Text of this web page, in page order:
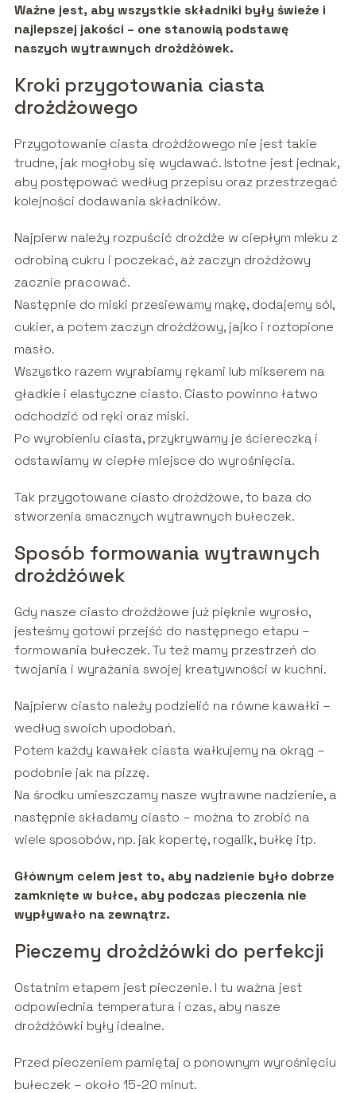
Ważne jest, aby wszystkie składniki były świeże i
najlepszej jakości – one stanowią podstawę
naszych wytrawnych drożdżówek.
Kroki przygotowania ciasta
drożdżowego
Przygotowanie ciasta drożdżowego nie jest takie
trudne, jak mogłoby się wydawać. Istotne jest jednak,
aby postępować według przepisu oraz przestrzegać
kolejności dodawania składników.
Najpierw należy rozpuścić drożdże w ciepłym mleku z
odrobiną cukru i poczekać, aż zaczyn drożdżowy
zacznie pracować.
Następnie do miski przesiewamy mąkę, dodajemy sól,
cukier, a potem zaczyn drożdżowy, jajko i roztopione
masło.
Wszystko razem wyrabiamy rękami lub mikserem na
gładkie i elastyczne ciasto. Ciasto powinno łatwo
odchodzić od ręki oraz miski.
Po wyrobieniu ciasta, przykrywamy je ściereczką i
odstawiamy w ciepłe miejsce do wyrośnięcia.
Tak przygotowane ciasto drożdżowe, to baza do
stworzenia smacznych wytrawnych bułeczek.
Sposób formowania wytrawnych
drożdżówek
Gdy nasze ciasto drożdżowe już pięknie wyrosło,
jesteśmy gotowi przejść do następnego etapu –
formowania bułeczek. Tu też mamy przestrzeń do
twojania i wyrażania swojej kreatywności w kuchni.
Najpierw ciasto należy podzielić na równe kawałki –
według swoich upodobań.
Potem każdy kawałek ciasta wałkujemy na okrąg –
podobnie jak na pizzę.
Na środku umieszczamy nasze wytrawne nadzienie, a
następnie składamy ciasto – można to zrobić na
wiele sposobów, np. jak kopertę, rogalik, bułkę itp.
Głównym celem jest to, aby nadzienie było dobrze
zamknięte w bułce, aby podczas pieczenia nie
wypływało na zewnątrz.
Pieczemy drożdżówki do perfekcji
Ostatnim etapem jest pieczenie. I tu ważna jest
odpowiednia temperatura i czas, aby nasze
drożdżówki były idealne.
Przed pieczeniem pamiętaj o ponownym wyrośnięciu
bułeczek – około 15-20 minut.